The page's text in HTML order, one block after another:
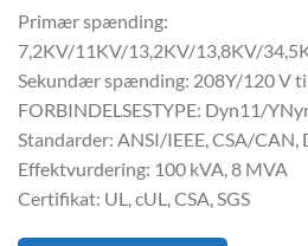
Primær spænding:
7,2KV/11KV/13,2KV/13,8KV/
Sekundær spænding: 208Y/120 V
FORBINDELSESTYPE: Dyn11/
Standarder: ANSI/IEEE, CSA/CAN,
Effektvurdering: 100 kVA, 8 MVA
Certifikat: UL, cUL, CSA, SGS